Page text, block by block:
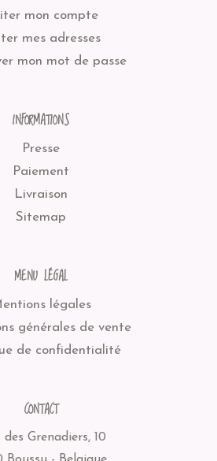
mon compte
mes adresses
mon mot de passe
INFORMATIONS
Presse
Paiement
Livraison
Sitemap
MENU LÉGAL
légales
générales de vente
de confidentialité
CONTACT
des Grenadiers, 10